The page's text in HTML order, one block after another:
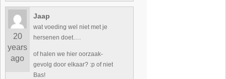
20
years
ago
Jaap
wat voeding wel niet met je
hersenen doet….
of halen we hier oorzaak-
gevolg door elkaar? :p of niet
Bas!